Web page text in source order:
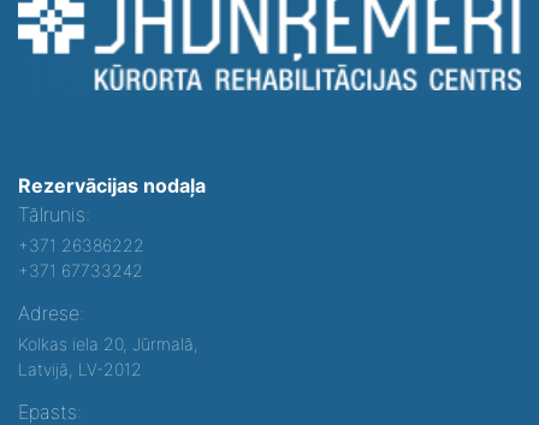
Rezervācijas nodaļa
Tālrunis:
+371 26386222
+371 67733242
Adrese:
Kolkas iela 20, Jūrmalā,
Latvijā, LV-2012
Epasts: